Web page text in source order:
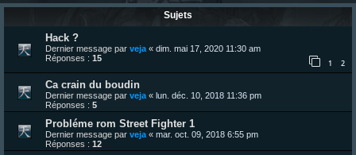
e
Sujets
Hack ?
Dernier message par veja « dim. mai 17, 2020 11:30 am
Réponses : 15 1 2
Ca crain du boudin
Dernier message par veja « lun. déc. 10, 2018 11:36 pm
Réponses : 5
Probléme rom Street Fighter 1
Dernier message par veja « mar. oct. 09, 2018 6:55 pm
Réponses : 12